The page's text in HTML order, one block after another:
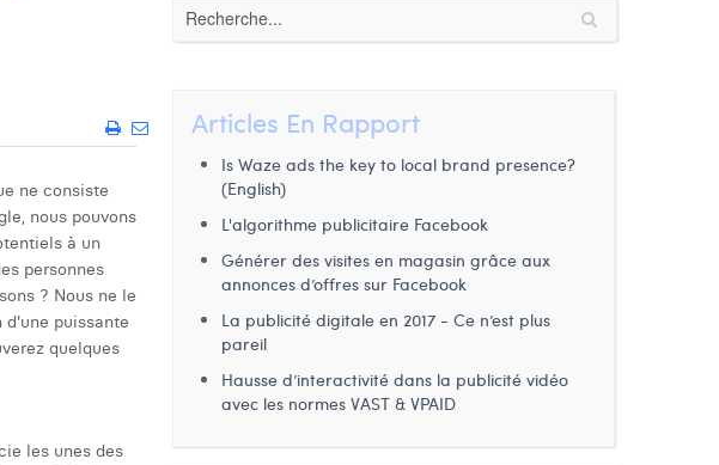
ne consiste
nous pouvons
à un
personnes
? Nous ne le
d'une puissante
quelques
les unes des
Articles En Rapport
Is Waze ads the key to local brand presence?
(English)
L'algorithme publicitaire Facebook
Générer des visites en magasin grâce aux
annonces d’offres sur Facebook
La publicité digitale en 2017 - Ce n’est plus
pareil
Hausse d’interactivité dans la publicité vidéo
avec les normes VAST & VPAID